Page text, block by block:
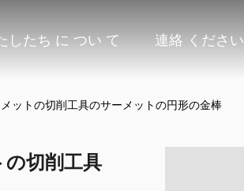
したち に つい て 連絡 ください
ットの切削工具のサーメットの円形の金棒
切削工具